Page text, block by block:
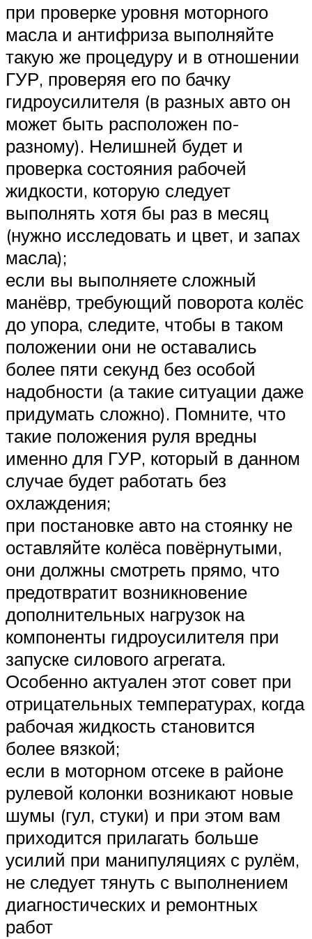
при проверке уровня моторного
масла и антифриза выполняйте
такую же процедуру и в отношении
ГУР, проверяя его по бачку
гидроусилителя (в разных авто он
может быть расположен по-
разному). Нелишней будет и
проверка состояния рабочей
жидкости, которую следует
выполнять хотя бы раз в месяц
(нужно исследовать и цвет, и запах
масла);
если вы выполняете сложный
манёвр, требующий поворота колёс
до упора, следите, чтобы в таком
положении они не оставались
более пяти секунд без особой
надобности (а такие ситуации даже
придумать сложно). Помните, что
такие положения руля вредны
именно для ГУР, который в данном
случае будет работать без
охлаждения;
при постановке авто на стоянку не
оставляйте колёса повёрнутыми,
они должны смотреть прямо, что
предотвратит возникновение
дополнительных нагрузок на
компоненты гидроусилителя при
запуске силового агрегата.
Особенно актуален этот совет при
отрицательных температурах, когда
рабочая жидкость становится
более вязкой;
если в моторном отсеке в районе
рулевой колонки возникают новые
шумы (гул, стуки) и при этом вам
приходится прилагать больше
усилий при манипуляциях с рулём,
не следует тянуть с выполнением
диагностических и ремонтных
работ